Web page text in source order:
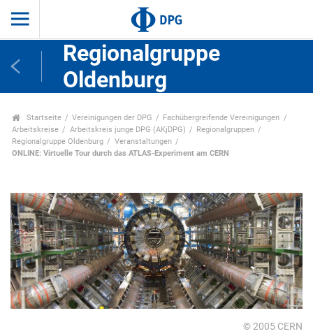
Regionalgruppe
Oldenburg
Startseite Vereinigungen der DPG
Fachübergreifende Vereinigungen
Arbeitskreise
Arbeitskreis junge DPG (AKjDPG)
Regionalgruppen
Regionalgruppe Oldenburg
Veranstaltungen
ONLINE: Virtuelle Tour durch das ATLAS-Experiment am CERN
© 2005 CERN